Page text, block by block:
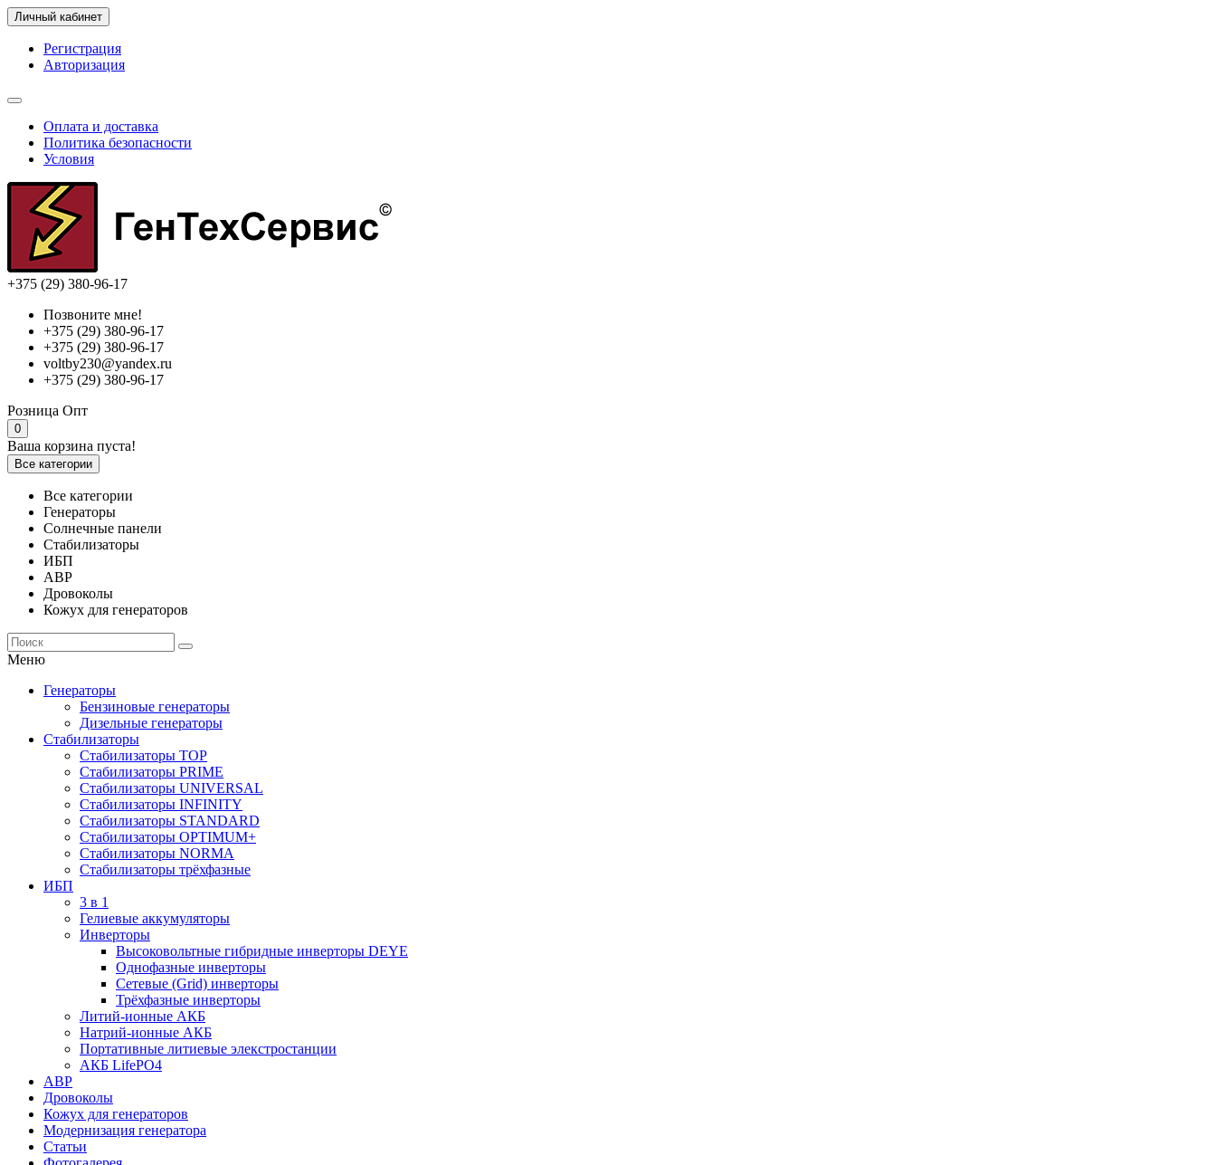
Личный кабинет
Регистрация
Авторизация
Оплата и доставка
Политика безопасности
Условия
+375 (29) 380-96-17
Позвоните мне!
+375 (29) 380-96-17
+375 (29) 380-96-17
voltby230@yandex.ru
+375 (29) 380-96-17
Розница Опт
0
Ваша корзина пуста!
Все категории
Все категории
Генераторы
Солнечные панели
Стабилизаторы
ИБП
АВР
Дровоколы
Кожух для генераторов
Меню
Генераторы
Бензиновые генераторы
Дизельные генераторы
Стабилизаторы
Стабилизаторы TOP
Стабилизаторы PRIME
Стабилизаторы UNIVERSAL
Стабилизаторы INFINITY
Стабилизаторы STANDARD
Стабилизаторы OPTIMUM+
Стабилизаторы NORMA
Стабилизаторы трёхфазные
ИБП
3 в 1
Гелиевые аккумуляторы
Инверторы
Высоковольтные гибридные инверторы DEYE
Однофазные инверторы
Сетевые (Grid) инверторы
Трёхфазные инверторы
Литий-ионные АКБ
Натрий-ионные АКБ
Портативные литиевые элекстростанции
АКБ LifePO4
АВР
Дровоколы
Кожух для генераторов
Модернизация генератора
Статьи